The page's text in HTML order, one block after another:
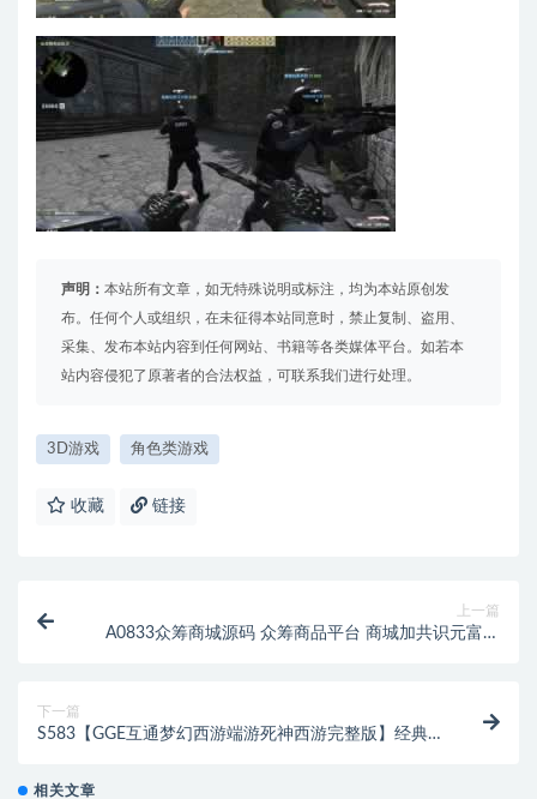
声明： 本站所有文章，如无特殊说明或标注，均为本站原创发
布。任何个人或组织，在未征得本站同意时，禁止复制、盗用、
采集、发布本站内容到任何网站、书籍等各类媒体平台。如若本
站内容侵犯了原著者的合法权益，可联系我们进行处理。
3D游戏 角色类游戏
收藏 链接
上一篇
A0833众筹商城源码 众筹商品平台 商城加共识元富之
下一篇
S583【GGE互通梦幻西游端游死神西游完整版】经典角
相关文章